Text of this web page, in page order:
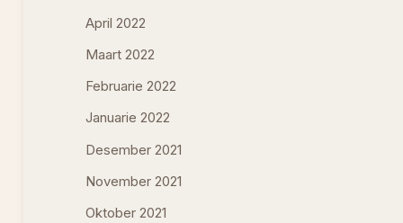
April 2022
Maart 2022
Februarie 2022
Januarie 2022
Desember 2021
November 2021
Oktober 2021